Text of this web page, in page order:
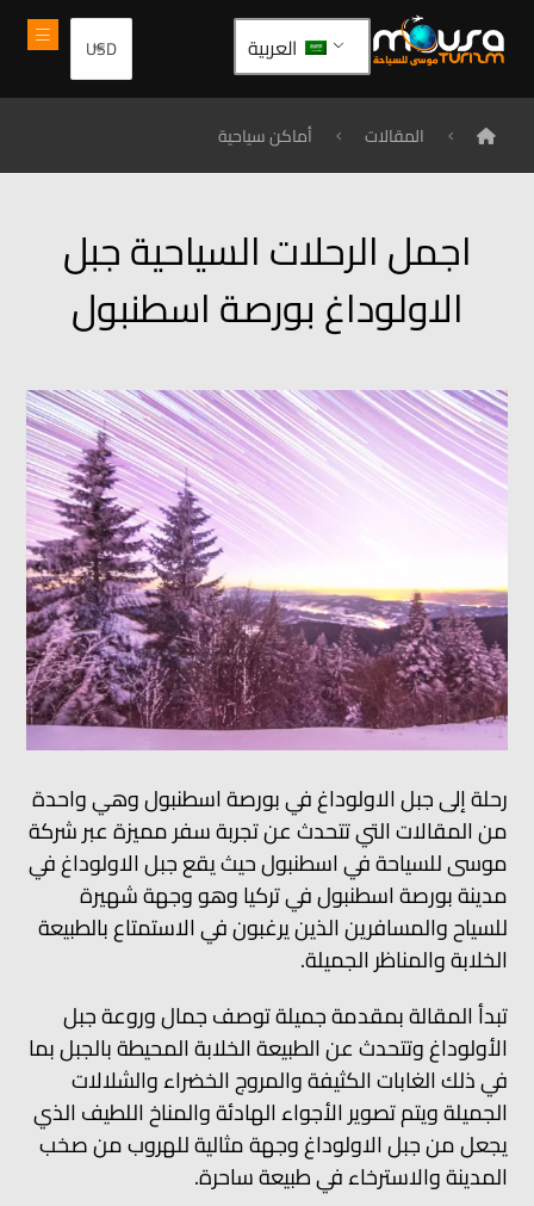
العربية
المقالات أماكن سياحية
اجمل الرحلات السياحية جبل
الاولوداغ بورصة اسطنبول
رحلة إلى جبل الاولوداغ في بورصة اسطنبول وهي واحدة
من المقالات التي تتحدث عن تجربة سفر مميزة عبر شركة
موسى للسياحة في اسطنبول حيث يقع جبل الاولوداغ في
مدينة بورصة اسطنبول في تركيا وهو وجهة شهيرة
للسياح والمسافرين الذين يرغبون في الاستمتاع بالطبيعة
الخلابة والمناظر الجميلة.
تبدأ المقالة بمقدمة جميلة توصف جمال وروعة جبل
الأولوداغ وتتحدث عن الطبيعة الخلابة المحيطة بالجبل بما
في ذلك الغابات الكثيفة والمروج الخضراء والشلالات
الجميلة ويتم تصوير الأجواء الهادئة والمناخ اللطيف الذي
يجعل من جبل الاولوداغ وجهة مثالية للهروب من صخب
المدينة والاسترخاء في طبيعة ساحرة.